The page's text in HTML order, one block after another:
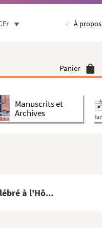
À propos
Panier
Manuscrits et
Archives
à l'Hô...